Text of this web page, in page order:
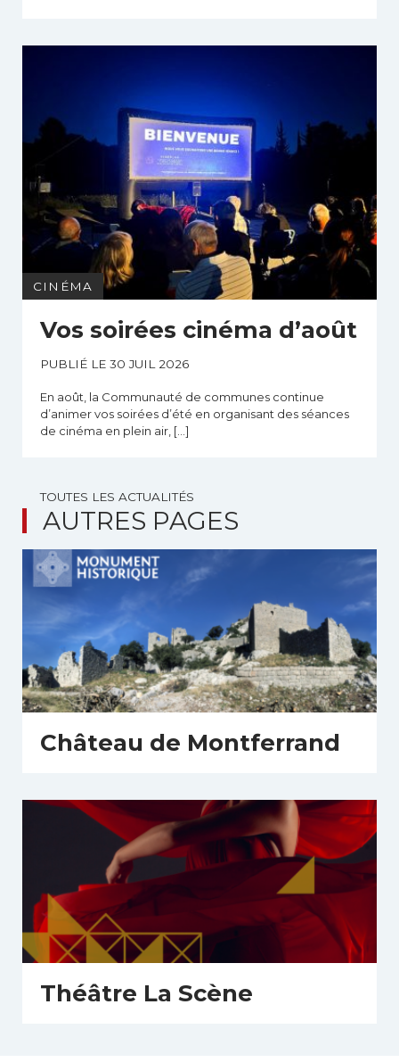
CINÉMA
Vos soirées cinéma d’août
PUBLIÉ LE 30 JUIL 2026
En août, la Communauté de communes continue
d’animer vos soirées d’été en organisant des séances
de cinéma en plein air, […]
TOUTES LES ACTUALITÉS
AUTRES PAGES
Château de Montferrand
Théâtre La Scène